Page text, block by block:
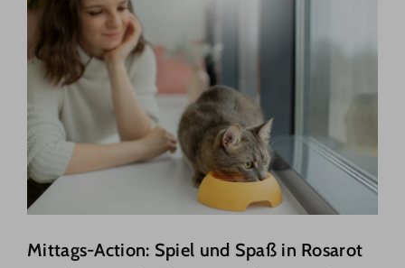
Mittags-Action: Spiel und Spaß in Rosarot